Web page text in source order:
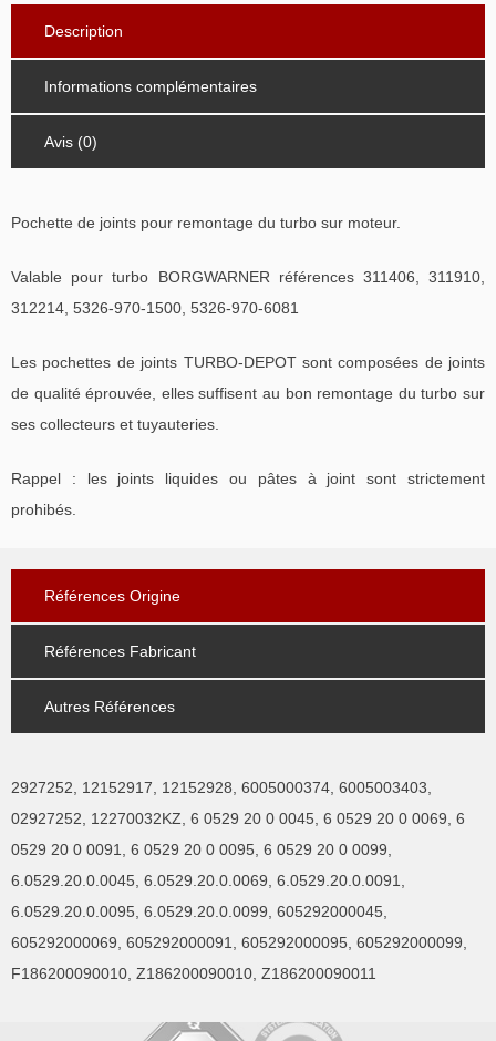
Description
Informations complémentaires
Avis (0)
Pochette de joints pour remontage du turbo sur moteur.
Valable pour turbo BORGWARNER références 311406, 311910,
312214, 5326-970-1500, 5326-970-6081
Les pochettes de joints TURBO-DEPOT sont composées de joints
de qualité éprouvée, elles suffisent au bon remontage du turbo sur
ses collecteurs et tuyauteries.
Rappel : les joints liquides ou pâtes à joint sont strictement
prohibés.
Références Origine
Références Fabricant
Autres Références
2927252, 12152917, 12152928, 6005000374, 6005003403,
02927252, 12270032KZ, 6 0529 20 0 0045, 6 0529 20 0 0069, 6
0529 20 0 0091, 6 0529 20 0 0095, 6 0529 20 0 0099,
6.0529.20.0.0045, 6.0529.20.0.0069, 6.0529.20.0.0091,
6.0529.20.0.0095, 6.0529.20.0.0099, 605292000045,
605292000069, 605292000091, 605292000095, 605292000099,
F186200090010, Z186200090010, Z186200090011